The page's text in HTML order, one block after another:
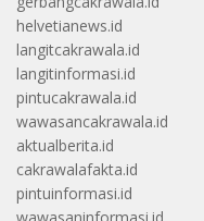
helvetianews.id
langitcakrawala.id
langitinformasi.id
pintucakrawala.id
wawasancakrawala.id
aktualberita.id
cakrawalafakta.id
pintuinformasi.id